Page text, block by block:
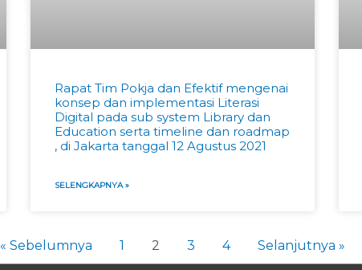
Rapat Tim Pokja dan Efektif mengenai
konsep dan implementasi Literasi
Digital pada sub system Library dan
Education serta timeline dan roadmap
, di Jakarta tanggal 12 Agustus 2021
SELENGKAPNYA »
« Sebelumnya 1 2 3 4 Selanjutnya »